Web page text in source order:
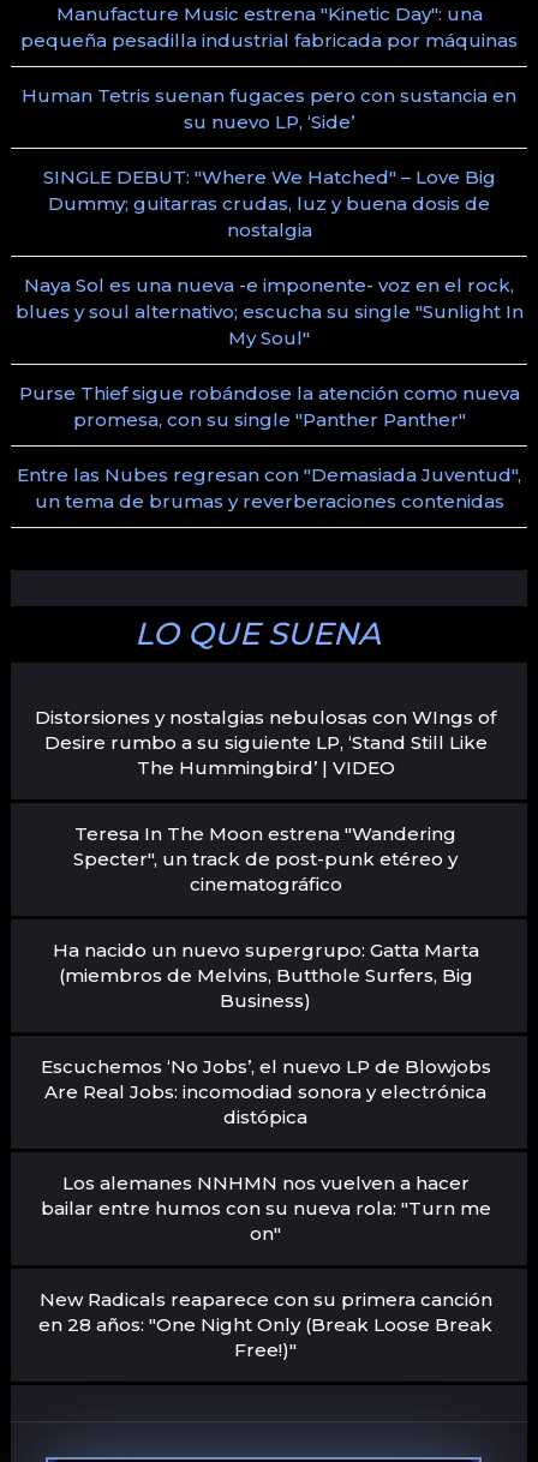
Manufacture Music estrena "Kinetic Day": una
pequeña pesadilla industrial fabricada por máquinas
Human Tetris suenan fugaces pero con sustancia en
su nuevo LP, ‘Side’
SINGLE DEBUT: "Where We Hatched" – Love Big
Dummy; guitarras crudas, luz y buena dosis de
nostalgia
Naya Sol es una nueva -e imponente- voz en el rock,
blues y soul alternativo; escucha su single "Sunlight In
My Soul"
Purse Thief sigue robándose la atención como nueva
promesa, con su single "Panther Panther"
Entre las Nubes regresan con "Demasiada Juventud",
un tema de brumas y reverberaciones contenidas
LO QUE SUENA
Distorsiones y nostalgias nebulosas con WIngs of
Desire rumbo a su siguiente LP, ‘Stand Still Like
The Hummingbird’ | VIDEO
Teresa In The Moon estrena "Wandering
Specter", un track de post-punk etéreo y
cinematográfico
Ha nacido un nuevo supergrupo: Gatta Marta
(miembros de Melvins, Butthole Surfers, Big
Business)
Escuchemos ‘No Jobs’, el nuevo LP de Blowjobs
Are Real Jobs: incomodiad sonora y electrónica
distópica
Los alemanes NNHMN nos vuelven a hacer
bailar entre humos con su nueva rola: "Turn me
on"
New Radicals reaparece con su primera canción
en 28 años: "One Night Only (Break Loose Break
Free!)"